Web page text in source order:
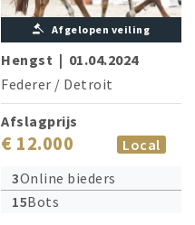
Afgelopen veiling
Hengst | 01.04.2024
Federer / Detroit
Afslagprijs
€ 12.000
Local
3Online bieders
15Bots